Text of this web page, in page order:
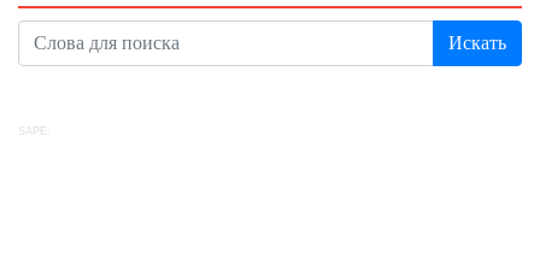
Искать
SAPE: